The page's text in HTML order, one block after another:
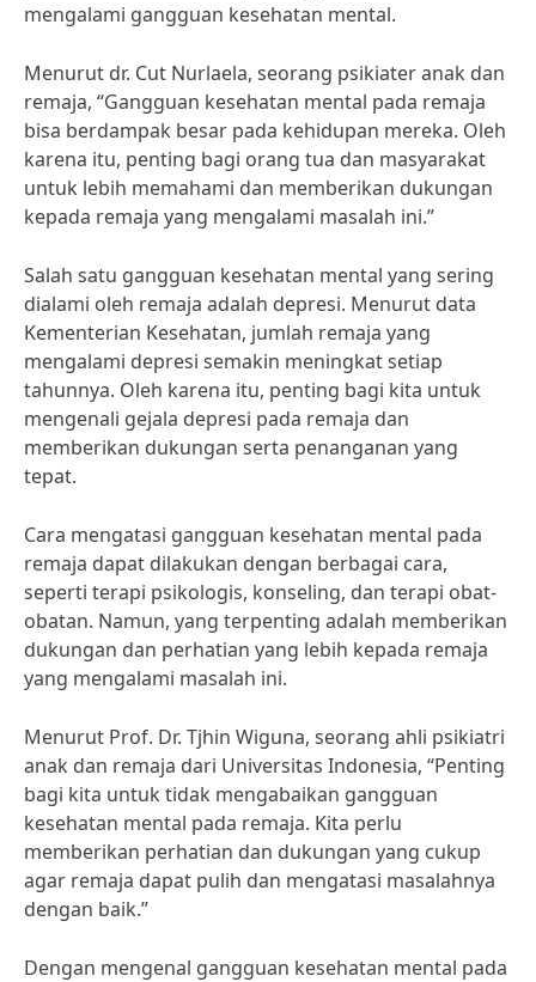
mengalami gangguan kesehatan mental.
Menurut dr. Cut Nurlaela, seorang psikiater anak dan
remaja, “Gangguan kesehatan mental pada remaja
bisa berdampak besar pada kehidupan mereka. Oleh
karena itu, penting bagi orang tua dan masyarakat
untuk lebih memahami dan memberikan dukungan
kepada remaja yang mengalami masalah ini.”
Salah satu gangguan kesehatan mental yang sering
dialami oleh remaja adalah depresi. Menurut data
Kementerian Kesehatan, jumlah remaja yang
mengalami depresi semakin meningkat setiap
tahunnya. Oleh karena itu, penting bagi kita untuk
mengenali gejala depresi pada remaja dan
memberikan dukungan serta penanganan yang
tepat.
Cara mengatasi gangguan kesehatan mental pada
remaja dapat dilakukan dengan berbagai cara,
seperti terapi psikologis, konseling, dan terapi obat-
obatan. Namun, yang terpenting adalah memberikan
dukungan dan perhatian yang lebih kepada remaja
yang mengalami masalah ini.
Menurut Prof. Dr. Tjhin Wiguna, seorang ahli psikiatri
anak dan remaja dari Universitas Indonesia, “Penting
bagi kita untuk tidak mengabaikan gangguan
kesehatan mental pada remaja. Kita perlu
memberikan perhatian dan dukungan yang cukup
agar remaja dapat pulih dan mengatasi masalahnya
dengan baik.”
Dengan mengenal gangguan kesehatan mental pada